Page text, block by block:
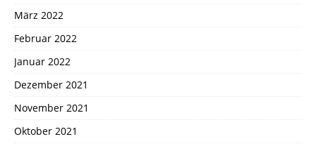
März 2022
Februar 2022
Januar 2022
Dezember 2021
November 2021
Oktober 2021